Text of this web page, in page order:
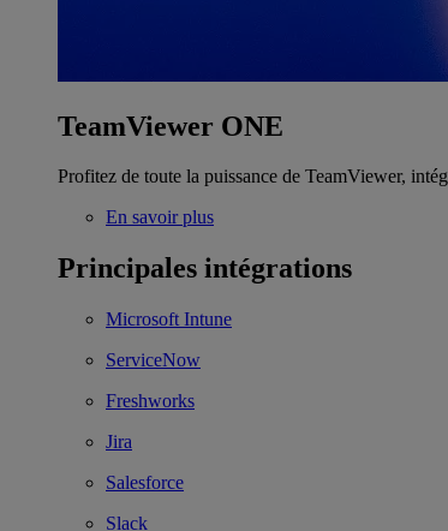
TeamViewer ONE
Profitez de toute la puissance de TeamViewer,
En savoir plus
Principales intégrations
Microsoft Intune
ServiceNow
Freshworks
Jira
Salesforce
Slack